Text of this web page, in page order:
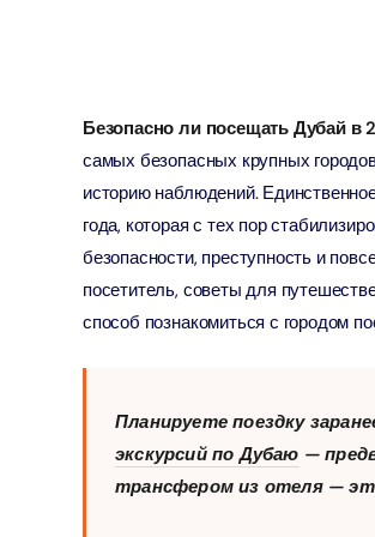
Dustaku Dinner Dhow Cruise – Jaddaf
Attraction in Дубай, Объединенные Арабские Эмираты
Al Mansour Dinner Cruise
Attraction in Дубай, Объединенные Арабские Эмираты
Attraction in Дубай, Объединенные Арабские Эмираты
Attraction in Дубай, Объединенные Арабские Эмираты
Attraction in Дубай, Объединенные Арабские Эмираты
La Perle ВИП пакет с групповым трансфером
Безопасно ли посещать Дубай в
самых безопасных крупных
историю наблюдений.
года, которая с тех пор
безопасности, преступность и
посетитель, советы для
способ познакомиться с городом
Планируете поездку
экскурсий по Дубаю —
трансфером из отеля —